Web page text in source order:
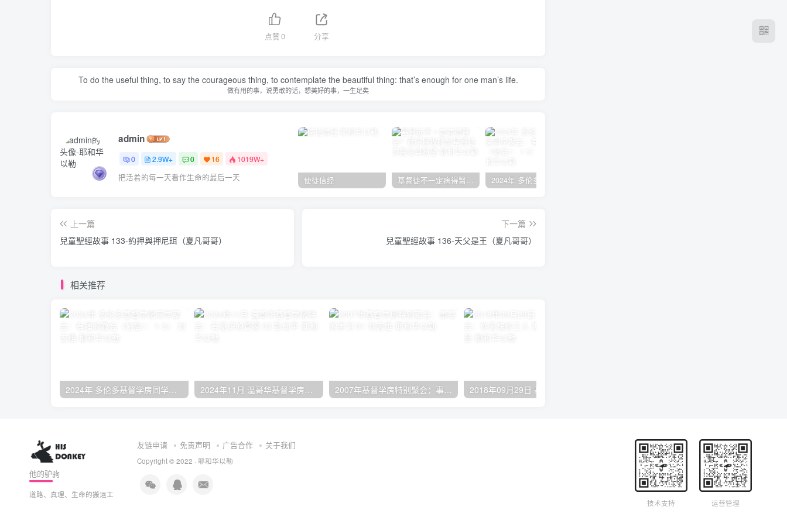
点赞0 分享
To do the useful thing, to say the courageous thing, to contemplate the beautiful thing: that’s enough for one man’s life.
做有用的事，说勇敢的话，想美好的事，一生足矣
admin
0 2.9W+ 0 16 1019W+
把活着的每一天看作生命的最后一天 使徒信经
上一篇
兒童聖經故事 133-約押與押尼珥（夏凡哥哥）
下一篇
兒童聖經故事 136-天父是王（夏凡哥哥）
相关推荐
他的驴驹
道路、真理、生命的搬运工
友链申请 免责声明 广告合作 关于我们
Copyright © 2022 · 耶和华以勒
技术支持 运营管理